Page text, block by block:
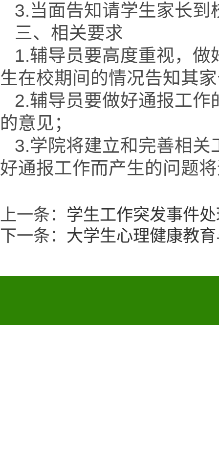
3.当面告知请学生家长
三、相关要求
1.辅导员要高度重视，
生在校期间的情况告知其
2.辅导员要做好通报工
的意见；
3.学院将建立和完善相
好通报工作而产生的问题
上一条： 学生工作突发事件
下一条： 大学生心理健康教